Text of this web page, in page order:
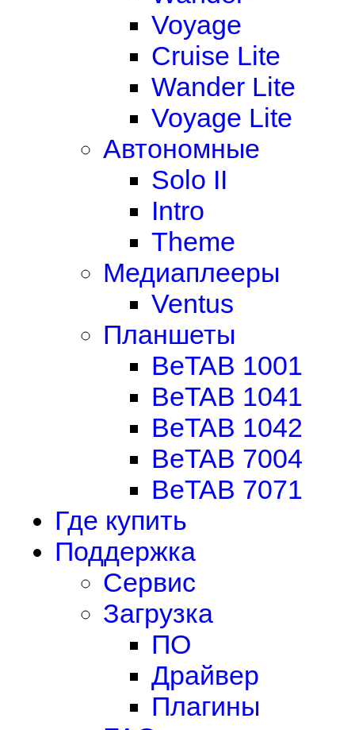
Voyage
Cruise Lite
Wander Lite
Voyage Lite
Автономные
Solo II
Intro
Theme
Медиаплееры
Ventus
Планшеты
BeTAB 1001
BeTAB 1041
BeTAB 1042
BeTAB 7004
BeTAB 7071
Где купить
Поддержка
Сервис
Загрузка
ПО
Драйвер
Плагины